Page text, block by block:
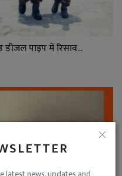
पाइप में रिसाव...